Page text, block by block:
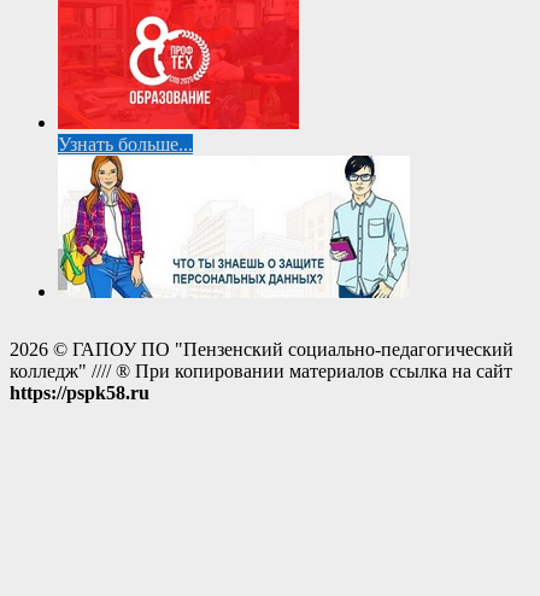
Узнать больше...
2026 © ГАПОУ ПО "Пензенский социально-педагогический
колледж" //// ® При копировании материалов ссылка на сайт
https://pspk58.ru